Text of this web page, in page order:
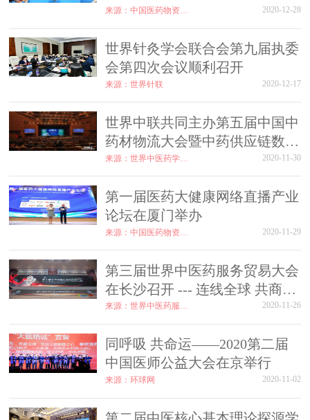
来源：中国医药物资协会 2020-12-28
世界针灸学会联合会第九届执委
会第四次会议顺利召开
来源：世界针联 2020-12-17
世界中联共同主办第五届中国中
药材物流大会暨中药供应链数字
化国际研讨会在中国陕西召开
2020-11-30
第一届医药大健康网络直播产业
论坛在厦门举办
2020-11-29
第三届世界中医药服务贸易大会
在长沙召开 --- 连线全球 共商中
医药发展
来源：世界中医药服务贸易联合会 2020-11-26
同呼吸 共命运——2020第二届
中国医师公益大会在京举行
来源：环球网 2020-11-02